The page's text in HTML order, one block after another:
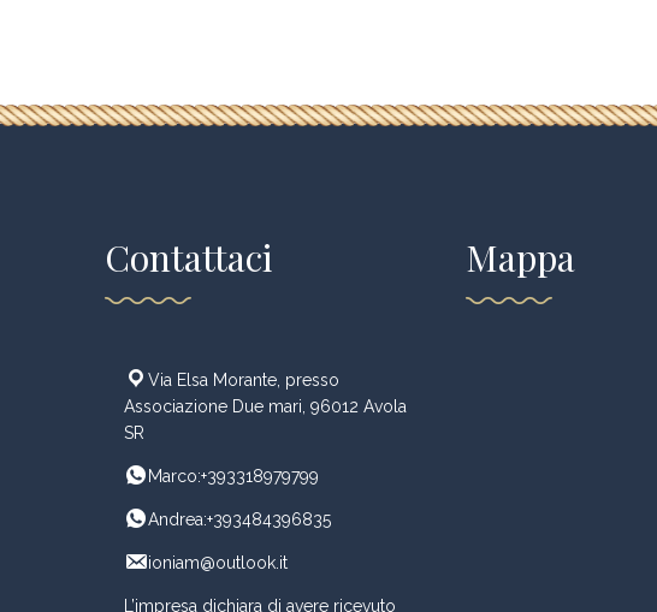
Contattaci
Via Elsa Morante, presso
Associazione Due mari, 96012 Avola
SR
Marco:+393318979799
Andrea:+393484396835
ioniam@outlook.it
L’impresa dichiara di avere ricevuto
Mappa